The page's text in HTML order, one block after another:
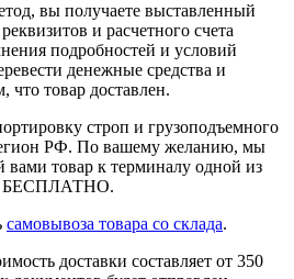
вы получаете выставленный
и расчетного счета
подробностей и условий
денежные средства и
что товар доставлен.
строп и грузоподъемного
РФ. По вашему желанию, мы
вами товар к терминалу одной из
БЕСПЛАТНО.
самовывоза товара со склада.
доставки составляет от 350